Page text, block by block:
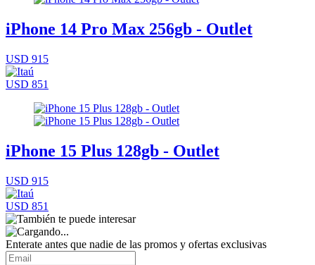
iPhone 14 Pro Max 256gb - Outlet
USD 915
USD 851
iPhone 15 Plus 128gb - Outlet
USD 915
USD 851
Enterate antes que nadie de las promos y ofertas exclusivas